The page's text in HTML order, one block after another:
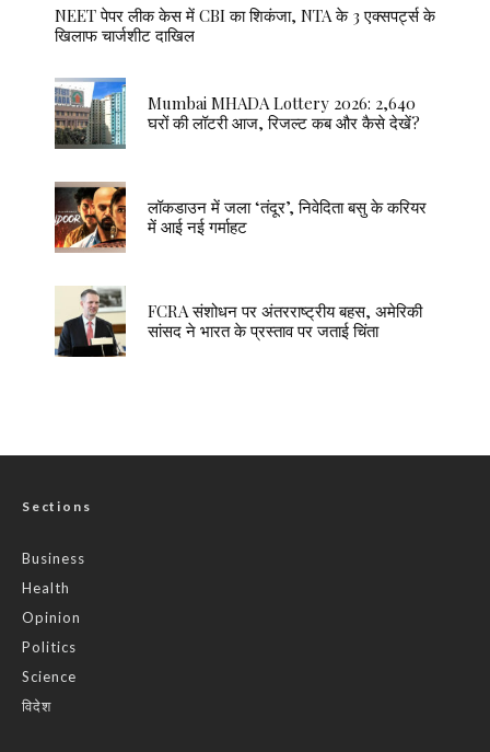
NEET पेपर लीक केस में CBI का शिकंजा, NTA के 3 एक्सपर्ट्स के
खिलाफ चार्जशीट दाखिल
Mumbai MHADA Lottery 2026: 2,640
घरों की लॉटरी आज, रिजल्ट कब और कैसे देखें?
लॉकडाउन में जला ‘तंदूर’, निवेदिता बसु के करियर
में आई नई गर्माहट
FCRA संशोधन पर अंतरराष्ट्रीय बहस, अमेरिकी
सांसद ने भारत के प्रस्ताव पर जताई चिंता
Sections
Business
Health
Opinion
Politics
Science
विदेश